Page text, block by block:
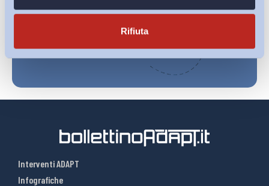
Rifiuta
Interventi ADAPT
Infografiche